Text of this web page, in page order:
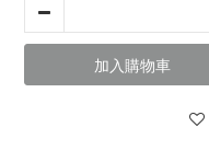
加入購物車